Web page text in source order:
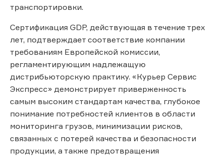
транспортировки.
Сертификация GDP, действующая в течение трех
лет, подтверждает соответствие компании
требованиям Европейской комиссии,
регламентирующим надлежащую
дистрибьюторскую практику. «Курьер Сервис
Экспресс» демонстрирует приверженность
самым высоким стандартам качества, глубокое
понимание потребностей клиентов в области
мониторинга грузов, минимизации рисков,
связанных с потерей качества и безопасности
продукции, а также предотвращения